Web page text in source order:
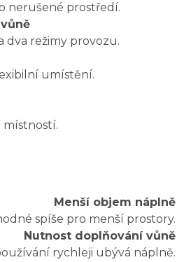
nerušené prostředí.
dva režimy provozu.
umístění.
místností.
Menší objem náplně
spíše pro menší prostory.
Nutnost doplňování vůně
rychleji ubývá náplně.